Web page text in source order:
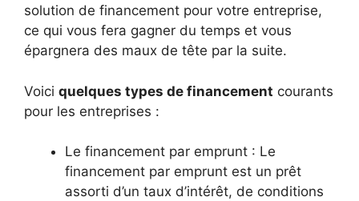
solution de financement pour votre entreprise,
ce qui vous fera gagner du temps et vous
épargnera des maux de tête par la suite.
Voici quelques types de financement courants
pour les entreprises :
Le financement par emprunt : Le
financement par emprunt est un prêt
assorti d’un taux d’intérêt, de conditions